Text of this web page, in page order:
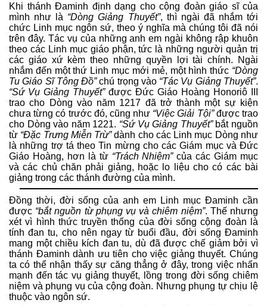
Khi thánh Đaminh định dạng cho cộng đoàn giáo sĩ của
mình như là “Dòng Giảng Thuyết”, thì ngài đã nhắm tới
chức Linh mục ngôn sứ, theo ý nghĩa mà chúng tôi đã nói
trên đây. Tác vụ của những anh em ngài không rập khuôn
theo các Linh mục giáo phận, tức là những người quản trị
các giáo xứ kèm theo những quyền lợi tài chính. Ngài
nhắm đến một thứ Linh mục mới mẻ, một hình thức “Dòng
Tu Giáo Sĩ Tông Đồ”chú trọng vào “Tác Vụ Giảng Thuyết”.
“Sứ Vụ Giảng Thuyết”được Đức Giáo Hoàng Honoriô III
trao cho Dòng vào năm 1217 đã trở thành một sự kiện
chưa từng có trước đó, cũng như “Việc Giải Tội”được trao
cho Dòng vào năm 1221. “Sứ Vụ Giảng Thuyết”bắt nguồn
từ “Đặc Trưng Miễn Trừ”dành cho các Linh mục Dòng như
là những trợ tá theo Tin mừng cho các Giám mục và Đức
Giáo Hoàng, hơn là từ “Trách Nhiệm”của các Giám mục
và các chủ chăn phải giảng, hoặc lo liệu cho có các bài
giảng trong các thánh đường của mình.
Đồng thời, đời sống của anh em Linh mục Đaminh cần
được “bắt nguồn từ phụng vụ và chiêm niệm”. Thế nhưng
xét vì hình thức truyền thống của đời sống cộng đoàn là
tính đan tu, cho nên ngay từ buổi đầu, đời sống Đaminh
mang một chiều kích đan tu, dù đã được chế giảm bởi vì
thánh Đaminh dành ưu tiên cho việc giảng thuyết. Chúng
ta có thể nhận thấy sự căng thẳng ở đây, trong việc nhấn
mạnh đến tác vụ giảng thuyết, lồng trong đời sống chiêm
niệm và phụng vụ của cộng đoàn. Nhưng phụng tự chịu lệ
thuộc vào ngôn sứ.